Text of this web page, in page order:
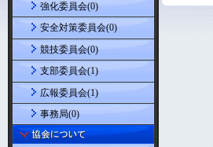
強化委員会(0)
安全対策委員会(0)
競技委員会(0)
支部委員会(1)
広報委員会(1)
事務局(0)